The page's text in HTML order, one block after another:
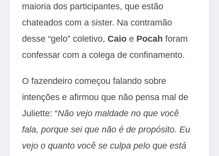
maioria dos participantes, que estão
chateados com a sister. Na contramão
desse “gelo” coletivo, Caio e Pocah foram
confessar com a colega de confinamento.
O fazendeiro começou falando sobre
intenções e afirmou que não pensa mal de
Juliette: “Não vejo maldade no que você
fala, porque sei que não é de propósito. Eu
vejo o quanto você se culpa pelo que está